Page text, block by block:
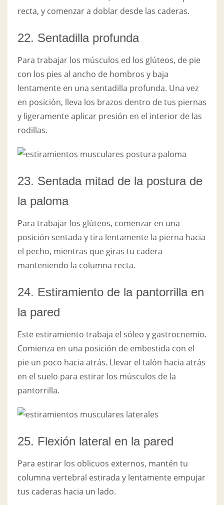
recta, y comenzar a doblar desde las caderas.
22. Sentadilla profunda
Para trabajar los músculos ed los glúteos, de pie
con los pies al ancho de hombros y baja
lentamente en una sentadilla profunda. Una vez
en posición, lleva los brazos dentro de tus piernas
y ligeramente aplicar presión en el interior de las
rodillas.
23. Sentada mitad de la postura de
la paloma
Para trabajar los glúteos, comenzar en una
posición sentada y tira lentamente la pierna hacia
el pecho, mientras que giras tu cadera
manteniendo la columna recta.
24. Estiramiento de la pantorrilla en
la pared
Este estiramiento trabaja el sóleo y gastrocnemio.
Comienza en una posición de embestida con el
pie un poco hacia atrás. Llevar el talón hacia atrás
en el suelo para estirar los músculos de la
pantorrilla.
25. Flexión lateral en la pared
Para estirar los oblicuos externos, mantén tu
columna vertebral estirada y lentamente empujar
tus caderas hacia un lado.